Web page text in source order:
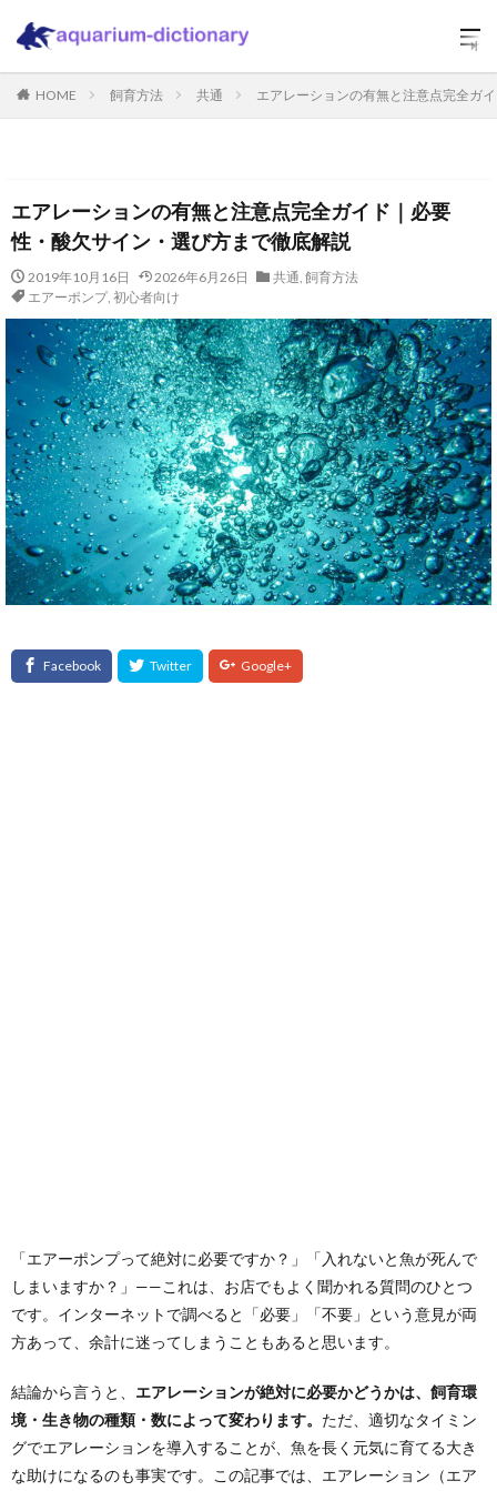
HOME 飼育方法 共通 エアレーションの有無と注意点完全ガ
エアレーションの有無と注意点完全ガイド｜必要
性・酸欠サイン・選び方まで徹底解説
2019年10月16日 2026年6月26日 共通, 飼育方法
エアーポンプ, 初心者向け
「エアーポンプって絶対に必要ですか？」「入れないと魚が死んで
しまいますか？」——これは、お店でもよく聞かれる質問のひとつ
です。インターネットで調べると「必要」「不要」という意見が両
方あって、余計に迷ってしまうこともあると思います。
結論から言うと、 エアレーションが絶対に必要かどうかは、飼育環
境・生き物の種類・数によって変わります。 ただ、適切なタイミン
グでエアレーションを導入することが、魚を長く元気に育てる大き
な助けになるのも事実です。この記事では、エアレーション（エア